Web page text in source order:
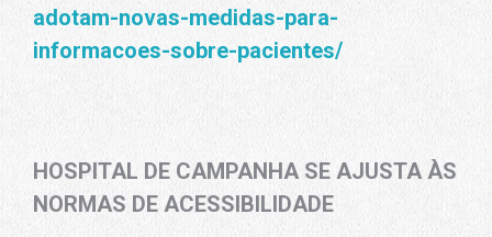
adotam-novas-medidas-para-
informacoes-sobre-pacientes/
HOSPITAL DE CAMPANHA SE AJUSTA ÀS
NORMAS DE ACESSIBILIDADE